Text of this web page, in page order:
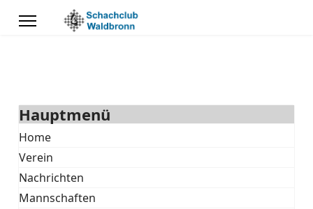
Hauptmenü
Home
Verein
Nachrichten
Mannschaften